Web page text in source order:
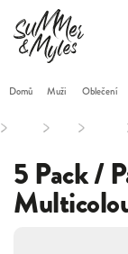
Domů
/
Muži
/
Oblečení
/
5 Pack /